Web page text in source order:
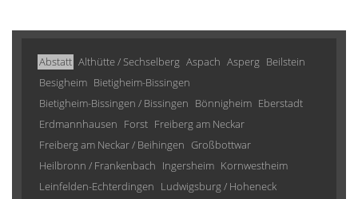
Abstatt Althütte / Sechselberg Aspach Asperg Beilstein
Besigheim Bietigheim-Bissingen
Bietigheim-Bissingen / Bissingen Bönnigheim Eberstadt
Erdmannhausen Forst Freiberg am Neckar
Freiberg am Neckar / Beihingen Großbottwar
Heilbronn / Frankenbach Ingersheim Kornwestheim
Leinfelden-Echterdingen Ludwigsburg / Hoheneck